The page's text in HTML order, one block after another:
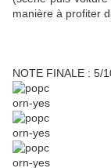
manière à profiter
NOTE FINALE : 5/